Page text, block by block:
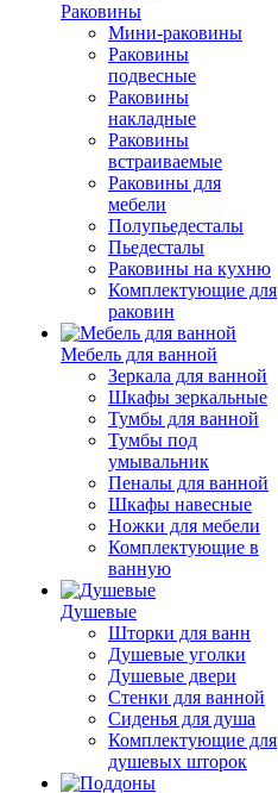
Раковины
Мини-раковины
Раковины
подвесные
Раковины
накладные
Раковины
встраиваемые
Раковины для
мебели
Полупьедесталы
Пьедесталы
Раковины на кухню
Комплектующие для
раковин
Мебель для ванной
Зеркала для ванной
Шкафы зеркальные
Тумбы для ванной
Тумбы под
умывальник
Пеналы для ванной
Шкафы навесные
Ножки для мебели
Комплектующие в
ванную
Душевые
Шторки для ванн
Душевые уголки
Душевые двери
Стенки для ванной
Сиденья для душа
Комплектующие для
душевых шторок